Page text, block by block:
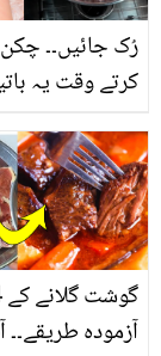
رُک جائیں۔۔
کرتے وقت یہ
آزمودہ